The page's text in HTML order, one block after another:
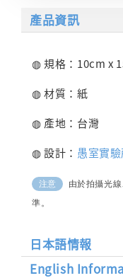
產品資訊
◍ 規格：10cm x
◍ 材質：紙
◍ 產地：台灣
◍ 設計： 愚室實
注意
由於拍攝光
準。
日本語情報
English